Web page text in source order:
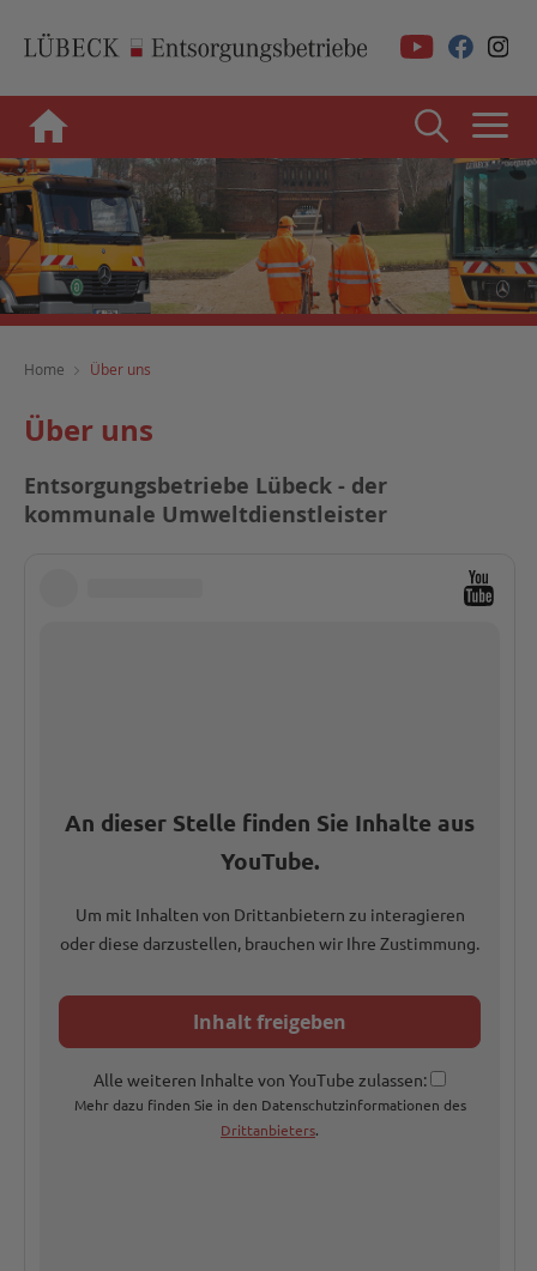
Home Über uns
Über uns
Entsorgungsbetriebe Lübeck - der
kommunale Umweltdienstleister
An dieser Stelle finden Sie Inhalte aus
YouTube.
Um mit Inhalten von Drittanbietern zu interagieren
oder diese darzustellen, brauchen wir Ihre Zustimmung.
Inhalt freigeben
Alle weiteren Inhalte von YouTube zulassen:
Mehr dazu finden Sie in den Datenschutzinformationen des
Drittanbieters.